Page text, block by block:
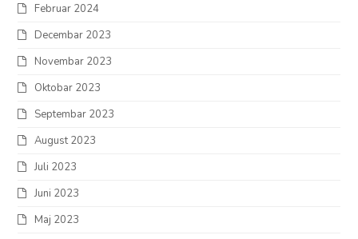
Februar 2024
Decembar 2023
Novembar 2023
Oktobar 2023
Septembar 2023
August 2023
Juli 2023
Juni 2023
Maj 2023